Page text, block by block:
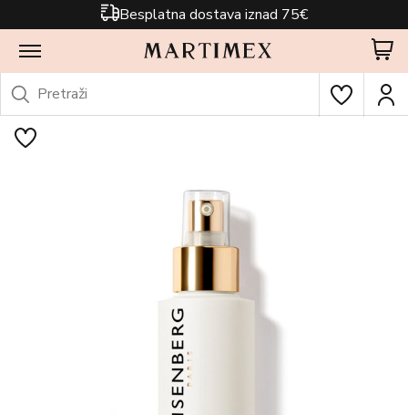
Besplatna dostava iznad 75€